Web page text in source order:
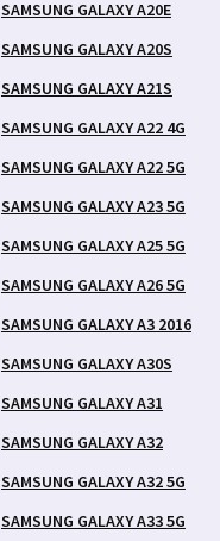
SAMSUNG GALAXY A20E
SAMSUNG GALAXY A20S
SAMSUNG GALAXY A21S
SAMSUNG GALAXY A22 4G
SAMSUNG GALAXY A22 5G
SAMSUNG GALAXY A23 5G
SAMSUNG GALAXY A25 5G
SAMSUNG GALAXY A26 5G
SAMSUNG GALAXY A3 2016
SAMSUNG GALAXY A30S
SAMSUNG GALAXY A31
SAMSUNG GALAXY A32
SAMSUNG GALAXY A32 5G
SAMSUNG GALAXY A33 5G